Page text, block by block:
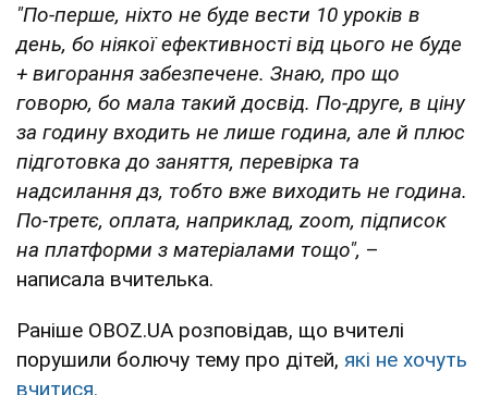
"По-перше, ніхто не буде вести 10 уроків в
день, бо ніякої ефективності від цього не буде
+ вигорання забезпечене. Знаю, про що
говорю, бо мала такий досвід. По-друге, в ціну
за годину входить не лише година, але й плюс
підготовка до заняття, перевірка та
надсилання дз, тобто вже виходить не година.
По-третє, оплата, наприклад, zoom, підписок
на платформи з матеріалами тощо", –
написала вчителька.
Раніше OBOZ.UA розповідав, що вчителі
порушили болючу тему про дітей, які не хочуть
вчитися.